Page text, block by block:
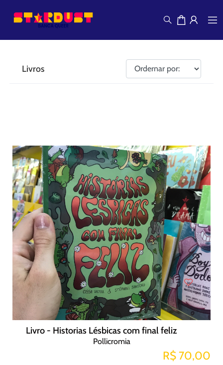
Livros
Livro - Historias Lésbicas com final feliz
Pollicromia
R$ 70,00